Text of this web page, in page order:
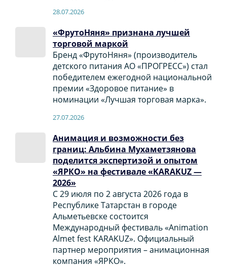
28.07.2026
«ФрутоНяня» признана лучшей
торговой маркой
Бренд «ФрутоНяня» (производитель
детского питания АО «ПРОГРЕСС») стал
победителем ежегодной национальной
премии «Здоровое питание» в
номинации «Лучшая торговая марка».
27.07.2026
Анимация и возможности без
границ: Альбина Мухаметзянова
поделится экспертизой и опытом
«ЯРКО» на фестивале «KARAKUZ —
2026»
С 29 июля по 2 августа 2026 года в
Республике Татарстан в городе
Альметьевске состоится
Международный фестиваль «Animation
Almet fest KARAKUZ». Официальный
партнер мероприятия – анимационная
компания «ЯРКО».